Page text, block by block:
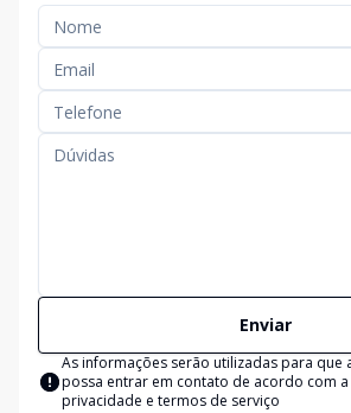
Enviar
As informações serão utilizadas para que
possa entrar em contato de acordo com a
privacidade e termos de serviço